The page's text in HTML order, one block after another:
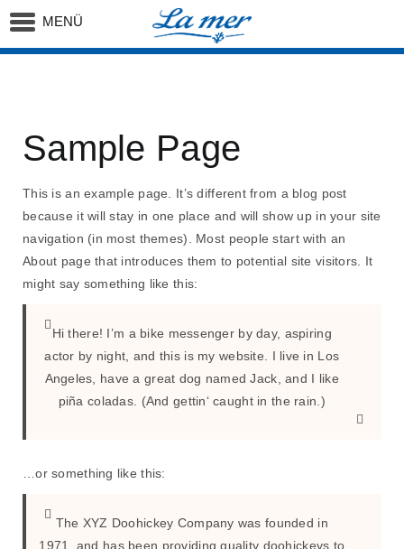
MENÜ
Startseite Sample Page
Sample Page
This is an example page. It’s different from a blog post
because it will stay in one place and will show up in your site
navigation (in most themes). Most people start with an
About page that introduces them to potential site visitors. It
might say something like this:
Hi there! I’m a bike messenger by day, aspiring
actor by night, and this is my website. I live in Los
Angeles, have a great dog named Jack, and I like
piña coladas. (And gettin‘ caught in the rain.)
…or something like this:
The XYZ Doohickey Company was founded in
1971, and has been providing quality doohickeys to